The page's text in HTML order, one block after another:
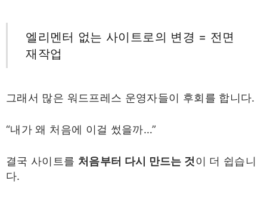
엘리멘터 없는 사이트로의 변경 = 전면
재작업
그래서 많은 워드프레스 운영자들이 후회를 합니다.
“내가 왜 처음에 이걸 썼을까…”
결국 사이트를 처음부터 다시 만드는 것이 더 쉽습니
다.